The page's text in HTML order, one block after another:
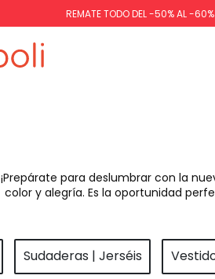
REMATE TODO DEL -50% AL -60%
¡Prepárate para deslumbrar con la
color y alegría. Es la oportunidad
Sudaderas | Jerséis